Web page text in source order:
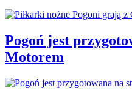
Pogoń jest
Motorem